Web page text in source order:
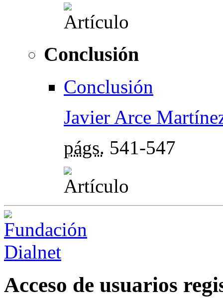
Conclusión
Conclusión
Javier Arce
págs. 541-547
Acceso de usuarios